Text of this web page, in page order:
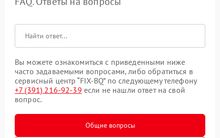
Вы можете ознакомиться с приведенными ниже
часто задаваемыми вопросами, либо обратиться в
сервисный центр “FIX-BQ” по следующему телефону
+7 (391) 216-92-39 если не нашли ответ на свой
вопрос.
Общие вопросы